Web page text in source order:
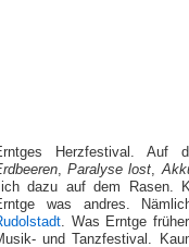
Herzfestival. Auf
,Paralyse lost,
dazu auf dem Rasen.
was andres.
. Was Erntge
und Tanzfestival.